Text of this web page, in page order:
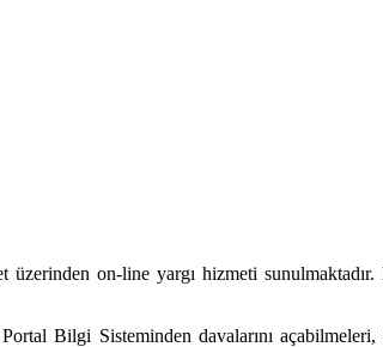
üzerinden on-line yargı hizmeti
Bilgi Sisteminden davalarını